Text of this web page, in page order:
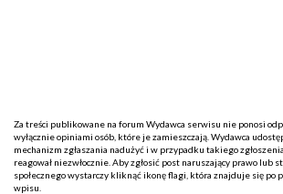
Za treści publikowane na forum Wydawca serwisu nie ponosi
wyłącznie opiniami osób, które je zamieszczają. Wydawca
mechanizm zgłaszania nadużyć i w przypadku takiego
reagował niezwłocznie. Aby zgłosić post naruszający prawo lub
społecznego wystarczy kliknąć ikonę flagi, która znajduje się po
wpisu.